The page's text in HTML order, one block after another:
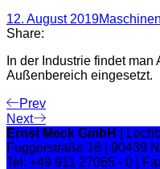
12. August 2019
Share:
In der Industrie findet
Außenbereich eingesetzt.
Prev
Next
Ernst Meck GmbH
|
Fuggerstraße 16 | 90439
Tel: +49 911 27065 - 0 |